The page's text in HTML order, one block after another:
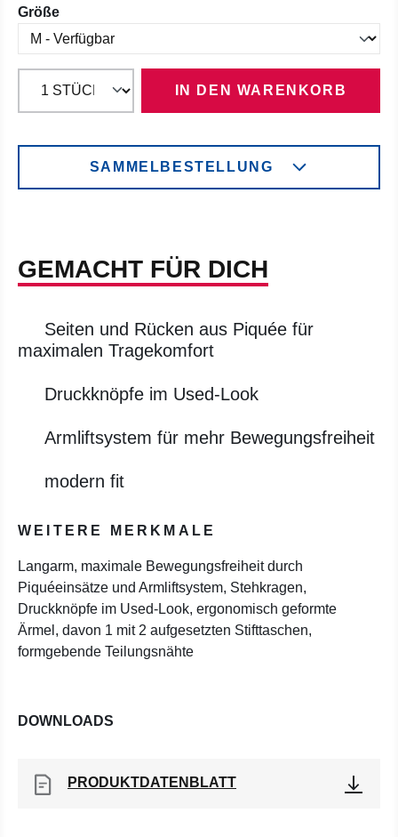
Größeauswählen
IN DEN WARENKORB
SAMMELBESTELLUNG
GEMACHT FÜR DICH
Seiten und Rücken aus Piquée für
maximalen Tragekomfort
Druckknöpfe im Used-Look
Armliftsystem für mehr Bewegungsfreiheit
modern fit
WEITERE MERKMALE
Langarm, maximale Bewegungsfreiheit durch
Piquéeinsätze und Armliftsystem, Stehkragen,
Druckknöpfe im Used-Look, ergonomisch geformte
Ärmel, davon 1 mit 2 aufgesetzten Stifttaschen,
formgebende Teilungsnähte
DOWNLOADS
PRODUKTDATENBLATT